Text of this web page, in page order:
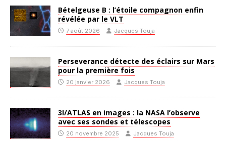
Bételgeuse B : l’étoile compagnon enfin
révélée par le VLT
7 août 2026 Jacques Touja
Perseverance détecte des éclairs sur Mars
pour la première fois
20 janvier 2026 Jacques Touja
3I/ATLAS en images : la NASA l’observe
avec ses sondes et télescopes
20 novembre 2025 Jacques Touja